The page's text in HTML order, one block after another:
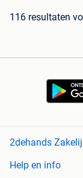
116 resultaten
2dehands
Help en info